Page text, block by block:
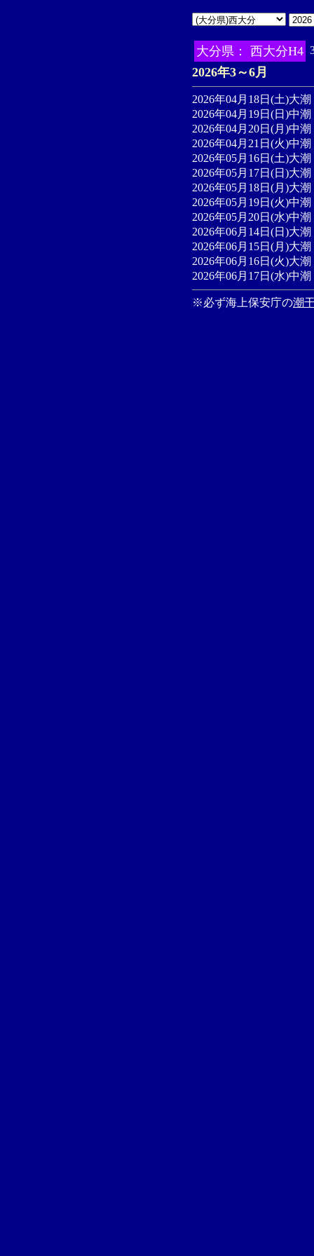
大分県： 西大分H4
2026年3～6月
2026年04月18日(土)大
2026年04月19日(日)中
2026年04月20日(月)中
2026年04月21日(火)中
2026年05月16日(土)大
2026年05月17日(日)大
2026年05月18日(月)大
2026年05月19日(火)中
2026年05月20日(水)中
2026年06月14日(日)大
2026年06月15日(月)大
2026年06月16日(火)大
2026年06月17日(水)中
※必ず海上保安庁の潮